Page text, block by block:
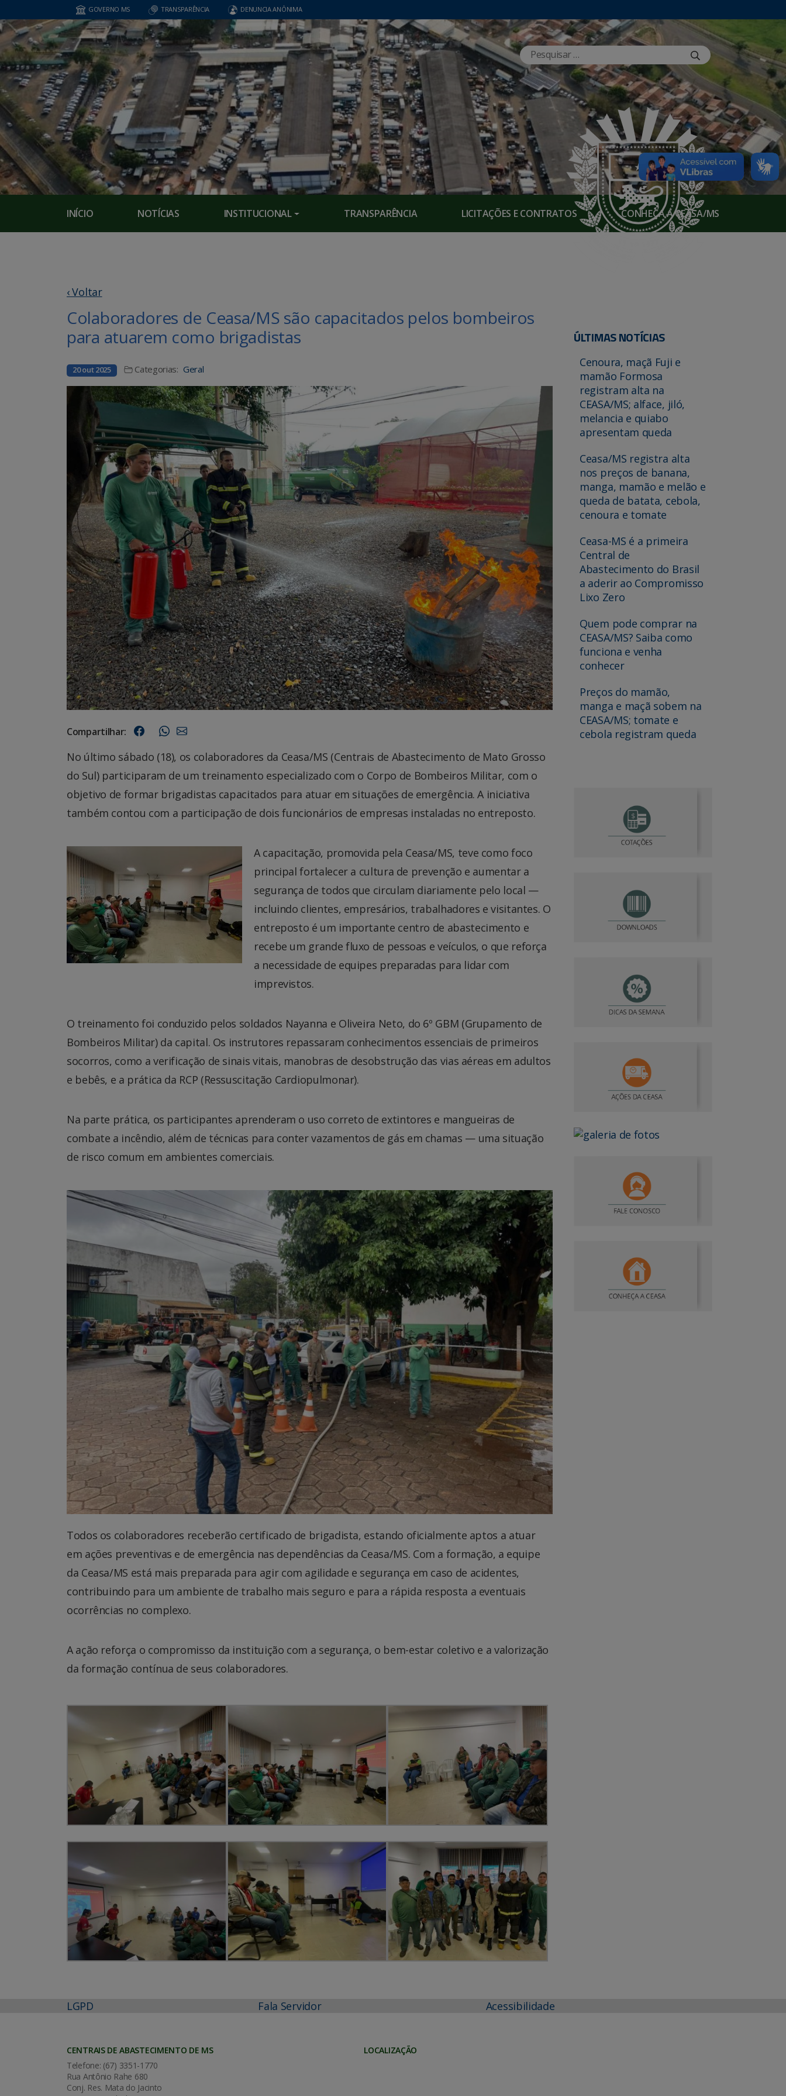
GOVERNO MS TRANSPARÊNCIA DENUNCIA ANÔNIMA
INÍCIO NOTÍCIAS INSTITUCIONAL TRANSPARÊNCIA LICITAÇÕES E CONTRATOS CONHEÇA A CEASA/MS
‹ Voltar
Colaboradores de Ceasa/MS são capacitados pelos bombeiros
para atuarem como brigadistas
20 out 2025 Categorias: Geral
Compartilhar:
No último sábado (18), os colaboradores da Ceasa/MS (Centrais de Abastecimento de Mato Grosso
do Sul) participaram de um treinamento especializado com o Corpo de Bombeiros Militar, com o
objetivo de formar brigadistas capacitados para atuar em situações de emergência. A iniciativa
também contou com a participação de dois funcionários de empresas instaladas no entreposto.
A capacitação, promovida pela Ceasa/MS, teve como foco
principal fortalecer a cultura de prevenção e aumentar a
segurança de todos que circulam diariamente pelo local —
incluindo clientes, empresários, trabalhadores e visitantes. O
entreposto é um importante centro de abastecimento e
recebe um grande fluxo de pessoas e veículos, o que reforça
a necessidade de equipes preparadas para lidar com
imprevistos.
O treinamento foi conduzido pelos soldados Nayanna e Oliveira Neto, do 6º GBM (Grupamento de
Bombeiros Militar) da capital. Os instrutores repassaram conhecimentos essenciais de primeiros
socorros, como a verificação de sinais vitais, manobras de desobstrução das vias aéreas em adultos
e bebês, e a prática da RCP (Ressuscitação Cardiopulmonar).
Na parte prática, os participantes aprenderam o uso correto de extintores e mangueiras de
combate a incêndio, além de técnicas para conter vazamentos de gás em chamas — uma situação
de risco comum em ambientes comerciais.
Todos os colaboradores receberão certificado de brigadista, estando oficialmente aptos a atuar
em ações preventivas e de emergência nas dependências da Ceasa/MS. Com a formação, a equipe
da Ceasa/MS está mais preparada para agir com agilidade e segurança em caso de acidentes,
contribuindo para um ambiente de trabalho mais seguro e para a rápida resposta a eventuais
ocorrências no complexo.
A ação reforça o compromisso da instituição com a segurança, o bem-estar coletivo e a valorização
da formação contínua de seus colaboradores.
ÚLTIMAS NOTÍCIAS
Cenoura, maçã Fuji e
mamão Formosa
registram alta na
CEASA/MS; alface, jiló,
melancia e quiabo
apresentam queda
Ceasa/MS registra alta
nos preços de banana,
manga, mamão e melão e
queda de batata, cebola,
cenoura e tomate
Ceasa-MS é a primeira
Central de
Abastecimento do Brasil
a aderir ao Compromisso
Lixo Zero
Quem pode comprar na
CEASA/MS? Saiba como
funciona e venha
conhecer
Preços do mamão,
manga e maçã sobem na
CEASA/MS; tomate e
cebola registram queda
LGPD Fala Servidor Acessibilidade
CENTRAIS DE ABASTECIMENTO DE MS
Telefone: (67) 3351-1770
Rua Antônio Rahe 680
Conj. Res. Mata do Jacinto
LOCALIZAÇÃO